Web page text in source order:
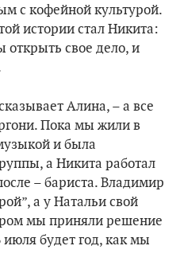
с кофейной культурой.
истории стал Никита:
открыть свое дело, и
Алина, – а все
Пока мы жили в
и была
а Никита работал
– бариста. Владимир
а у Натальи свой
мы приняли решение
июля будет год, как мы